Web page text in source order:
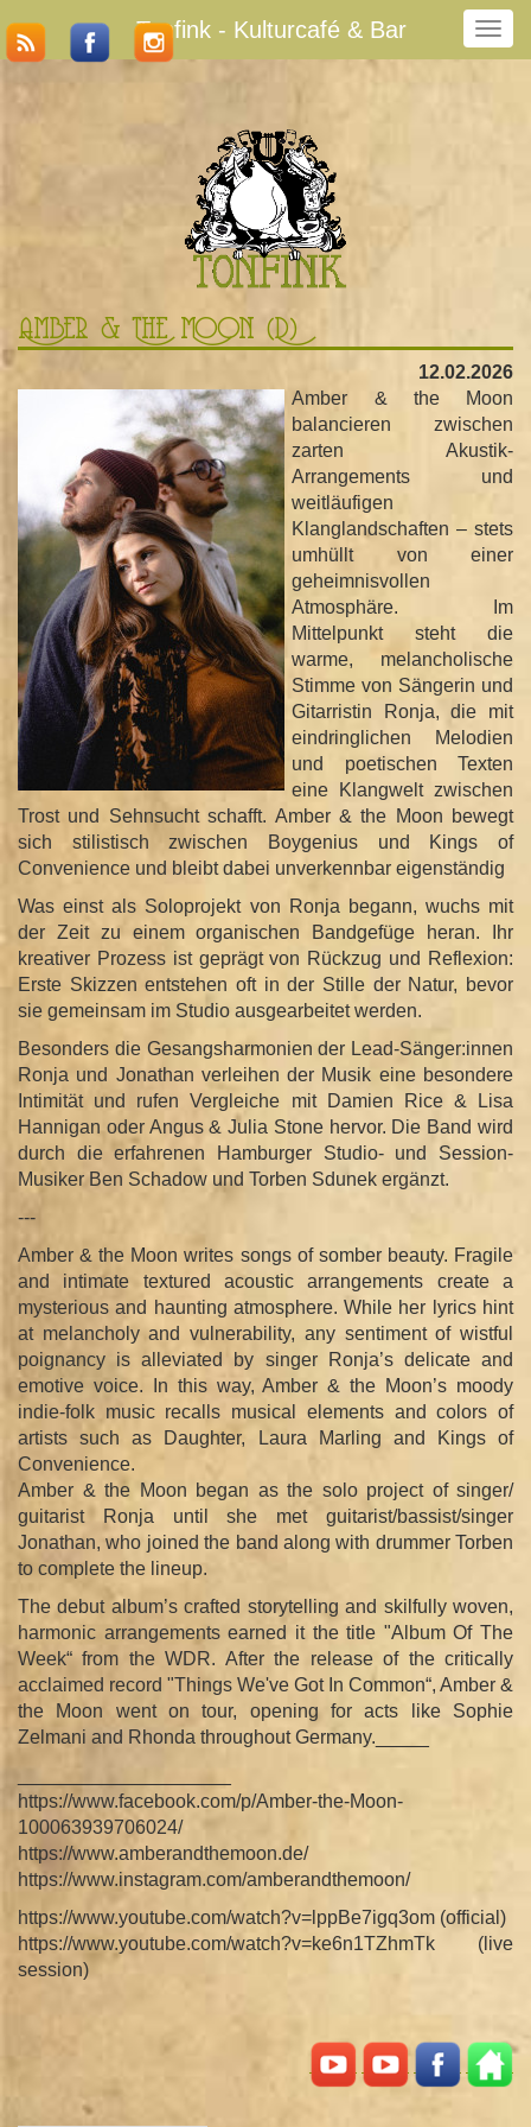
N
a
s
c
h
a
l
t
n
Tonfink - Kulturcafé & Bar
Amber & The Moon (D)
12.02.2026
Amber & the Moon
balancieren zwischen
zarten Akustik-
Arrangements und
weitläufigen
Klanglandschaften – stets
umhüllt von einer
geheimnisvollen
Atmosphäre. Im
Mittelpunkt steht die
warme, melancholische
Stimme von Sängerin und
Gitarristin Ronja, die mit
eindringlichen Melodien
und poetischen Texten
eine Klangwelt zwischen
Trost und Sehnsucht schafft. Amber & the Moon bewegt
sich stilistisch zwischen Boygenius und Kings of
Convenience und bleibt dabei unverkennbar eigenständig
Was einst als Soloprojekt von Ronja begann, wuchs mit
der Zeit zu einem organischen Bandgefüge heran. Ihr
kreativer Prozess ist geprägt von Rückzug und Reflexion:
Erste Skizzen entstehen oft in der Stille der Natur, bevor
sie gemeinsam im Studio ausgearbeitet werden.
Besonders die Gesangsharmonien der Lead-Sänger:innen
Ronja und Jonathan verleihen der Musik eine besondere
Intimität und rufen Vergleiche mit Damien Rice & Lisa
Hannigan oder Angus & Julia Stone hervor. Die Band wird
durch die erfahrenen Hamburger Studio- und Session-
Musiker Ben Schadow und Torben Sdunek ergänzt.
---
Amber & the Moon writes songs of somber beauty. Fragile
and intimate textured acoustic arrangements create a
mysterious and haunting atmosphere. While her lyrics hint
at melancholy and vulnerability, any sentiment of wistful
poignancy is alleviated by singer Ronja’s delicate and
emotive voice. In this way, Amber & the Moon’s moody
indie-folk music recalls musical elements and colors of
artists such as Daughter, Laura Marling and Kings of
Convenience.
Amber & the Moon began as the solo project of singer/
guitarist Ronja until she met guitarist/bassist/singer
Jonathan, who joined the band along with drummer Torben
to complete the lineup.
The debut album’s crafted storytelling and skilfully woven,
harmonic arrangements earned it the title "Album Of The
Week“ from the WDR. After the release of the critically
acclaimed record "Things We've Got In Common“, Amber &
the Moon went on tour, opening for acts like Sophie
Zelmani and Rhonda throughout Germany._____
https://www.facebook.com/p/Amber-the-Moon-
100063939706024/
https://www.amberandthemoon.de/
https://www.instagram.com/amberandthemoon/
https://www.youtube.com/watch?v=lppBe7igq3om (official)
https://www.youtube.com/watch?v=ke6n1TZhmTk (live
session)